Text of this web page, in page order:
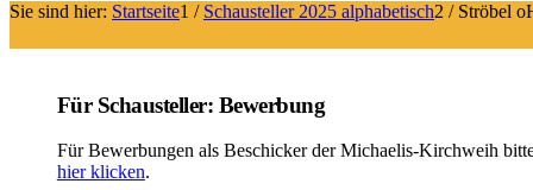
Sie sind hier: Startseite1 / Schausteller 2025 alphabetisch2 / Ströbel
Für Schausteller: Bewerbung
Für Bewerbungen als Beschicker der Michaelis-Kirchweih
hier klicken.